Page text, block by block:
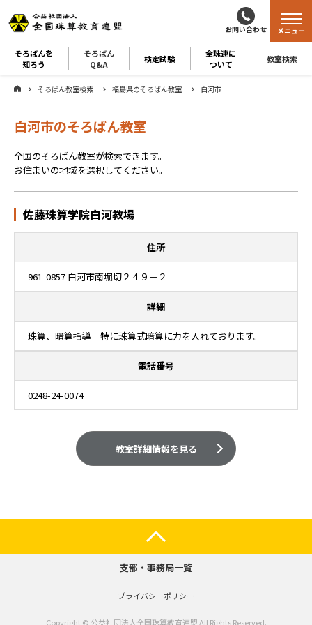
お問い合わせ
そろばんを
知ろう
そろばん
Q&A
検定試験
全珠連に
ついて
教室検索
メニュー
そろばん教室検索 福島県のそろばん教室 白河市
白河市のそろばん教室
全国のそろばん教室が検索できます。
お住まいの地域を選択してください。
佐藤珠算学院白河教場
住所
961-0857 白河市南堀切２４９－２
詳細
珠算、暗算指導 特に珠算式暗算に力を入れております。
電話番号
0248-24-0074
教室詳細情報を見る
支部・事務局一覧
プライバシーポリシー
Copyright © 公益社団法人全国珠算教育連盟 All Rights Reserved.